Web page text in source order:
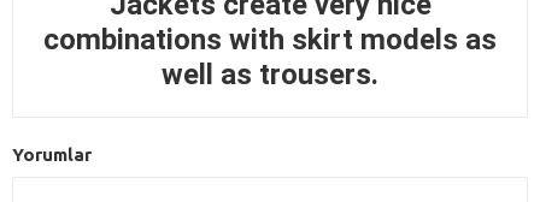
combinations with skirt models as
well as trousers.
Yorumlar